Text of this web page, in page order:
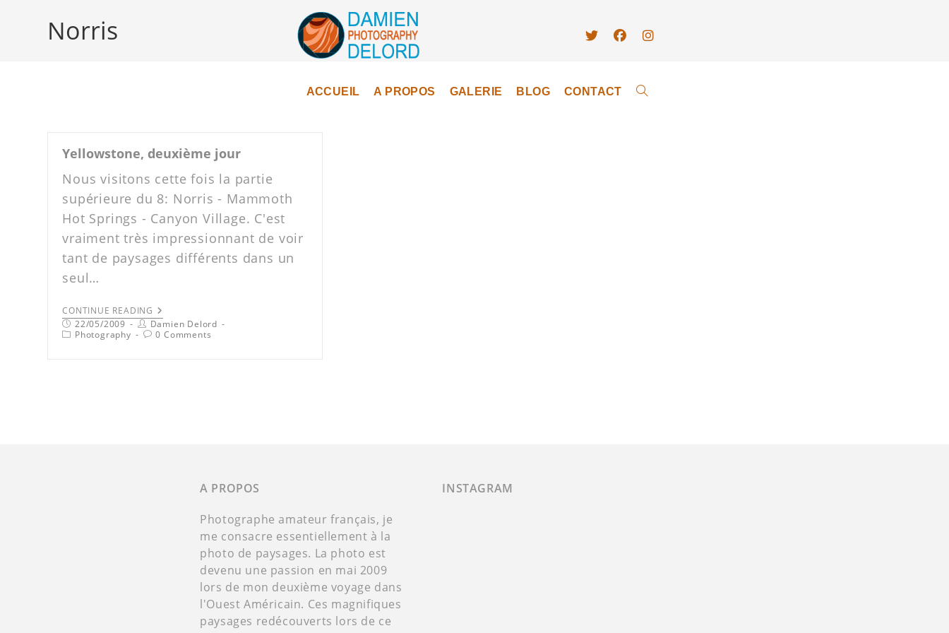
ACCUEIL A PROPOS GALERIE BLOG CONTACT
Norris
Yellowstone, deuxième jour
Nous visitons cette fois la partie
supérieure du 8: Norris - Mammoth
Hot Springs - Canyon Village. C'est
vraiment très impressionnant de voir
tant de paysages différents dans un
seul…
CONTINUE READING
22/05/2009
Damien Delord
Photography
0 Comments
A PROPOS
Photographe amateur français, je
me consacre essentiellement à la
photo de paysages. La photo est
devenu une passion en mai 2009
lors de mon deuxième voyage dans
l'Ouest Américain. Ces magnifiques
paysages redécouverts lors de ce
INSTAGRAM